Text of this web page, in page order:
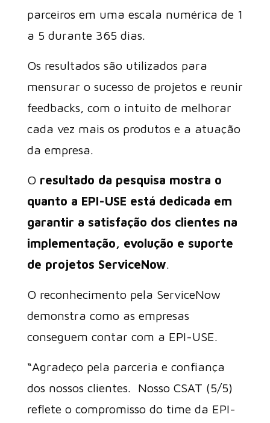
parceiros em uma escala numérica de 1
a 5 durante 365 dias.
Os resultados são utilizados para
mensurar o sucesso de projetos e reunir
feedbacks, com o intuito de melhorar
cada vez mais os produtos e a atuação
da empresa.
Oresultado da pesquisa mostra o
quanto a EPI-USE está dedicada em
garantir a satisfação dos clientes na
implementação, evolução e suporte
de projetos ServiceNow.
O reconhecimento pela ServiceNow
demonstra como as empresas
conseguem contar com a EPI-USE.
“Agradeço pela parceria e confiança
dos nossos clientes. Nosso CSAT (5/5)
reflete o compromisso do time da EPI-